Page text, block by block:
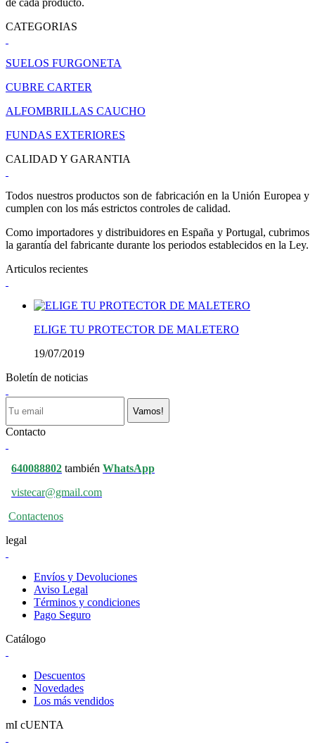
de cada producto.
CATEGORIAS
SUELOS FURGONETA
CUBRE CARTER
ALFOMBRILLAS CAUCHO
FUNDAS EXTERIORES
CALIDAD Y GARANTIA
Todos nuestros productos son de fabricación en la Unión Europea y
cumplen con los más estrictos controles de calidad.
Como importadores y distribuidores en España y Portugal, cubrimos
la garantía del fabricante durante los periodos establecidos en la Ley.
Articulos recientes
ELIGE TU PROTECTOR DE MALETERO
19/07/2019
Boletín de noticias
Vamos!
Contacto
640088802 también WhatsApp
vistecar@gmail.com
Contactenos
legal
Envíos y Devoluciones
Aviso Legal
Términos y condiciones
Pago Seguro
Catálogo
Descuentos
Novedades
Los más vendidos
mI cUENTA